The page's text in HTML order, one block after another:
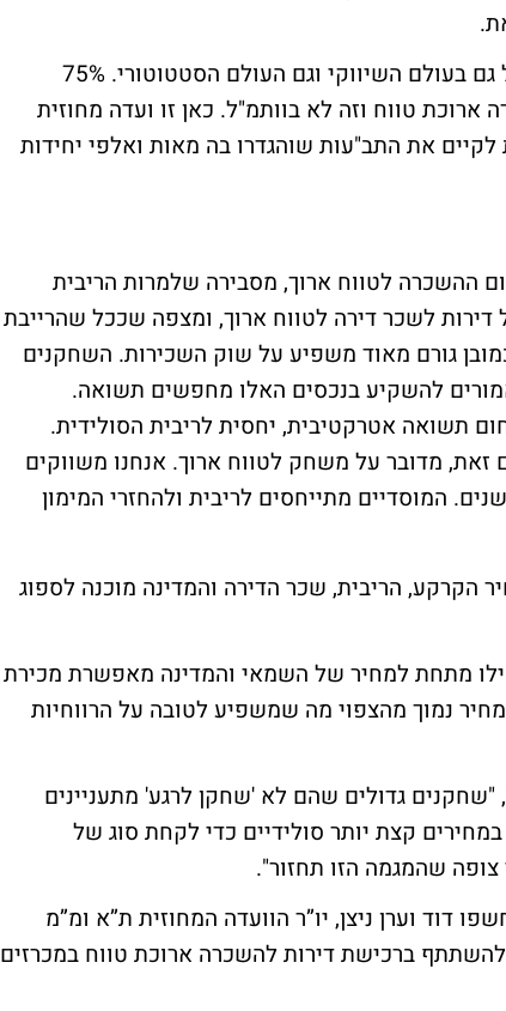
"אנחנו מקדמים היום 100,000 דירות. צריך לטפל גם בעולם השיווקי וגם העולם הסטטוטורי. 75%
ארוכת טווח וזה לא בוותמ"ל. כאן זו ועדה מחוזית
את התב"עות שוהגדרו בה מאות ואלפי יחידות
ההשכרה לטווח ארוך, מסבירה שלמרות הריבית
לשכר דירה לטווח ארוך, ומצפה שככל שהרייבת
גורם מאוד משפיע על שוק השכירות. השחקנים
להשקיע בנכסים האלו מחפשים תשואה.
תשואה אטרקטיבית, יחסית לריבית הסולידית.
זאת, מדובר על משחק לטווח ארוך. אנחנו משווקים
קרקע ובונים דירות לשכר דירה ארוכה למשך 25 שנים. המוסדיים מתייחסים לריבית ולהחזרי המימון
הקרקע, הריבית, שכר הדירה והמדינה מוכנה לספוג
מתחת למחיר של השמאי והמדינה מאפשרת מכירת
נמוך מהצפוי מה שמשפיע לטובה על הרווחיות
גדולים שהם לא 'שחקן לרגע' מתעניינים
קצת יותר סולידיים כדי לקחת סוג של
צופה שהמגמה הזו תחזור".
דוד וערן ניצן, יו”ר הוועדה המחוזית ת”א ומ”מ
להשתתף ברכישת דירות להשכרה ארוכת טווח במכרזים